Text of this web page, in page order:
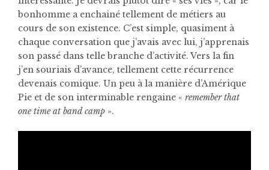
bonhomme a enchainé tellement de métiers au
cours de son existence. C’est simple, quasiment à
chaque conversation que j’avais avec lui, j’apprenais
son passé dans telle branche d’activité. Vers la fin
j’en souriais d’avance, tellement cette récurrence
devenais comique. Un peu à la manière d’Amérique
Pie et de son interminable rengaine « remember that
one time at band camp ».